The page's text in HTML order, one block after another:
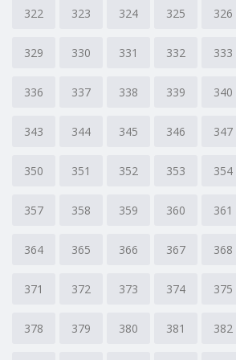
322 323 324 325 326
329 330 331 332 333
336 337 338 339 340
343 344 345 346 347
350 351 352 353 354
357 358 359 360 361
364 365 366 367 368
371 372 373 374 375
378 379 380 381 382